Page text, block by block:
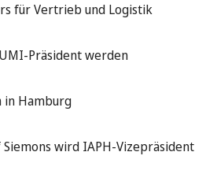
für Vertrieb und Logistik
Präsident werden
in Hamburg
wird IAPH-Vizepräsident